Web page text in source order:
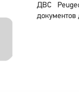
ДВС
документов